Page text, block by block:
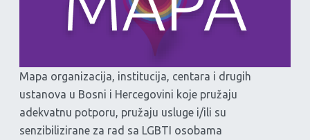
Mapa organizacija, institucija, centara i drugih
ustanova u Bosni i Hercegovini koje pružaju
adekvatnu potporu, pružaju usluge i/ili su
senzibilizirane za rad sa LGBTI osobama